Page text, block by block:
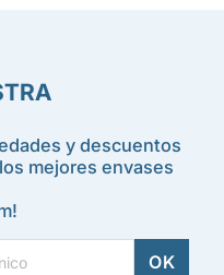
y descuentos
mejores envases